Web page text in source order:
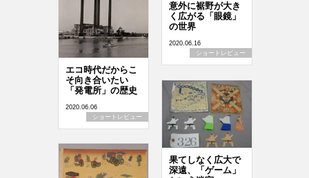
意外に裾野が大き
く広がる「眼鏡」
の世界
2020.06.16
ショートレビュー
エコ時代だからこ
そ向き合いたい
「発電所」の歴史
2020.06.06
ショートレビュー
果てしなく広大で
深遠、「ゲーム」